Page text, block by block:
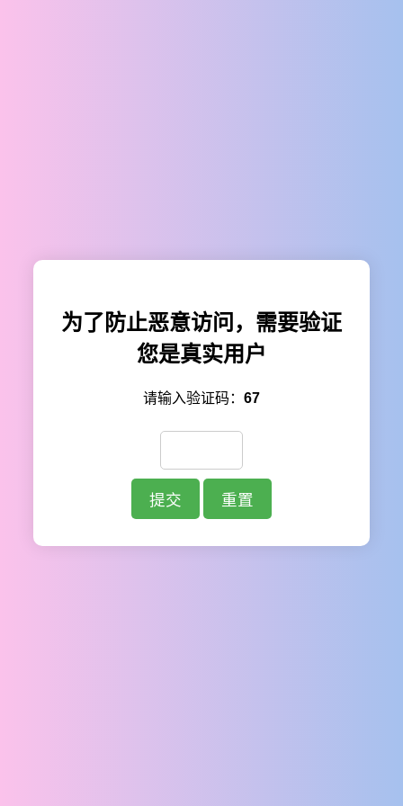
为了防止恶意访问，需要验证
您是真实用户
请输入验证码： 67
提交 重置